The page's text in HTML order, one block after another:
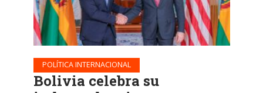
POLÍTICA INTERNACIONAL
Bolivia celebra su